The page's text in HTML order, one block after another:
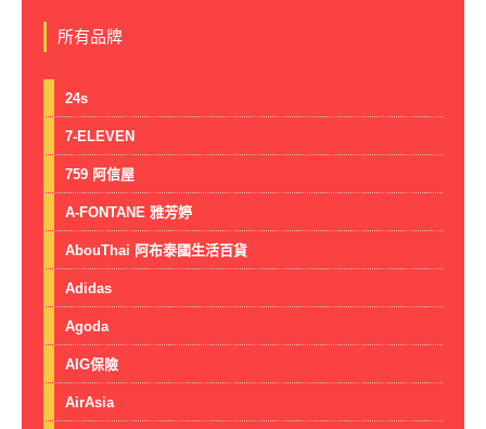
所有品牌
24s
7-ELEVEN
759 阿信屋
A-FONTANE 雅芳婷
AbouThai 阿布泰國生活百貨
Adidas
Agoda
AIG保險
AirAsia